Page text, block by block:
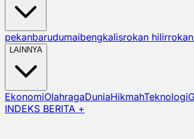
pekanbarudumaibengkalisrokan hilir
LAINNYA
EkonomiOlahragaDuniaHikmahTeknologi
INDEKS BERITA +